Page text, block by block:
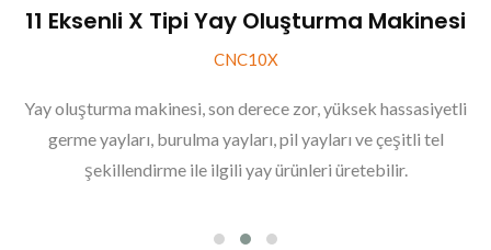
11 Eksenli X Tipi Yay Oluşturma Makinesi
CNC10X
Yay oluşturma makinesi, son derece zor, yüksek hassasiyetli
germe yayları, burulma yayları, pil yayları ve çeşitli tel
şekillendirme ile ilgili yay ürünleri üretebilir.